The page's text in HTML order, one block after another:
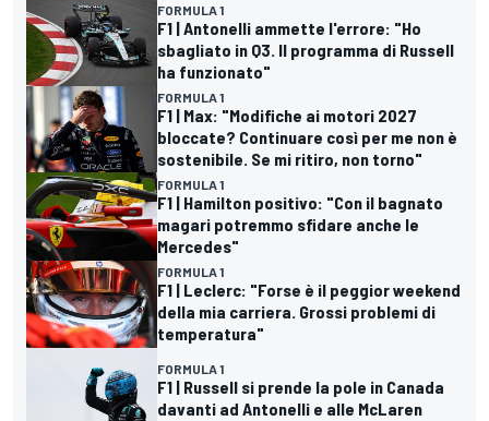
FORMULA 1
F1 | Antonelli ammette l'errore: "Ho
sbagliato in Q3. Il programma di Russell
ha funzionato"
FORMULA 1
F1 | Max: "Modifiche ai motori 2027
bloccate? Continuare così per me non è
sostenibile. Se mi ritiro, non torno"
FORMULA 1
F1 | Hamilton positivo: "Con il bagnato
magari potremmo sfidare anche le
Mercedes"
FORMULA 1
F1 | Leclerc: "Forse è il peggior weekend
della mia carriera. Grossi problemi di
temperatura"
FORMULA 1
F1 | Russell si prende la pole in Canada
davanti ad Antonelli e alle McLaren